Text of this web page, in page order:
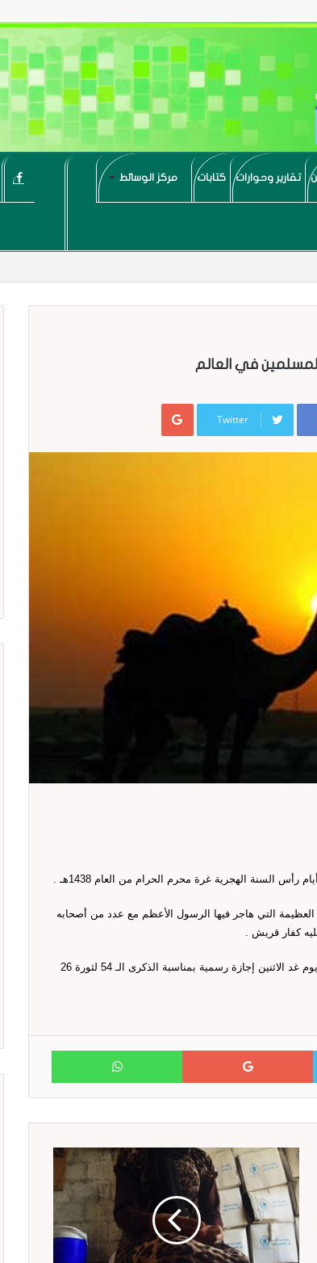
تقارير وحوارات كتابات مركز الوسائط
في العالم
Twitter
Google+
التي هاجر فيها الرسول الأعظم مع عدد من أصحابه
كفار قريش .
وكانت قد أعلنت وزارة الخدمة المندية في وقت سابق بأن يوم غد الاثنين إجازة رسمية بمناسبة الذكرى الـ 54 لثورة 26
Twitter
Google+
WhatsApp